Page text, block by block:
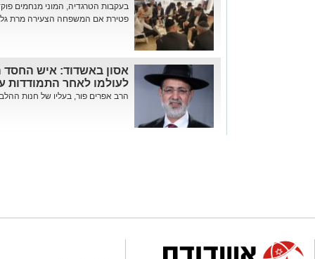
בעקבות הטרגדיה, המוני מנחמים
פטירת אם המשפחה הצעירה מרת
אסון באשדוד: איש החסד
לעולמו לאחר
הרב אפרים פור, בעליו של חנות